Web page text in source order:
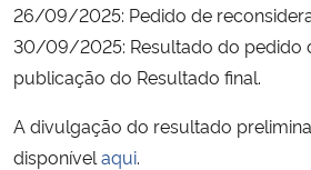
Secretaria-Geral
Secretaria de Governo
Gabinete de Segurança Institucional
26/09/2025: Pedido de
30/09/2025: Resultado do pedido
publicação do Resultado final.
A divulgação do resultado
disponível aqui.